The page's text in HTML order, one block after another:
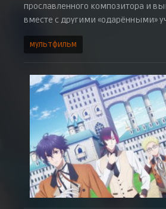
прославленного композитора и
вместе с другими «одарёнными»
мультфильм